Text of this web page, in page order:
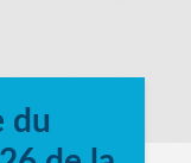
du